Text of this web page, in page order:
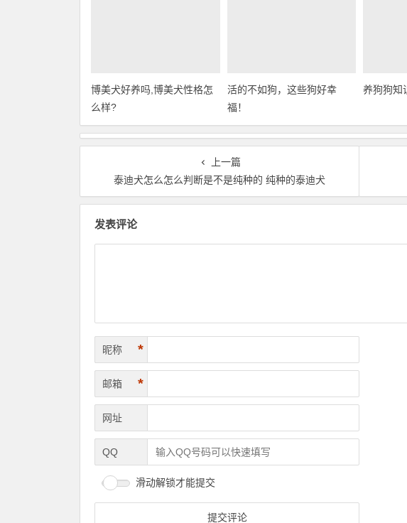
博美犬好养吗,博美犬性格怎
么样?
活的不如狗，这些狗好幸
福！
养狗狗知
上一篇
泰迪犬怎么怎么判断是不是纯种的 纯种的泰迪犬
发表评论
昵称 *
邮箱 *
网址
QQ
滑动解锁才能提交